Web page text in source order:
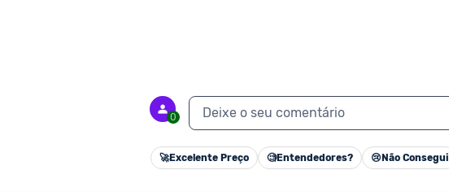
0 Deixe o seu comentário
🚀Excelente Preço 🧐Entendedores? 😢 Não Consegui